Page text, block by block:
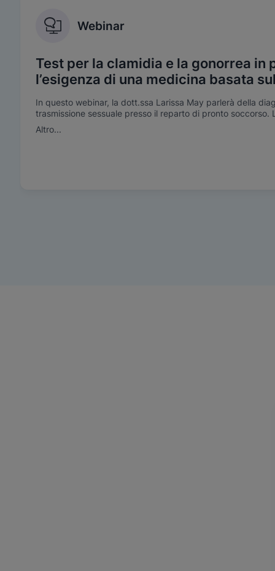
Webinar
Test per la clamidia e la gonorrea in
l’esigenza di una medicina basata
In questo webinar, la dott.ssa Larissa May parlerà della
trasmissione sessuale presso il reparto di pronto soccorso.
dell’esigenza di una medicina basata sull’evidenza e di
gestione nel corso della stessa visita possano essere
Altro...